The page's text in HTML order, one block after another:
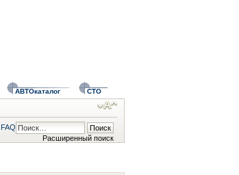
АВТОкаталог СТО
Расширенный поиск
FAQ